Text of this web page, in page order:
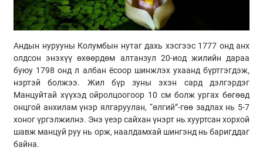
Андын нурууны Колумбын нутаг дахь хэсгээс 1777 онд анх
олдсон энэхүү өхөөрдөм алтанзул 20-иод жилийн дараа
буюу 1798 онд л албан ёсоор шинжлэх ухаанд бүртгэгдэж,
нэртэй болжээ. Жил бүр зуны эхэн сард дэлгэрдэг
Манцуйтай хүүхэд ойролцоогоор 10 см болж ургах бөгөөд
онцгой анхилам үнэр ялгаруулан, “өлгий”-гөө задлах нь 5-7
хоног үргэлжилнэ. Энэ үеэр сайхан үнэрт нь хууртсан хорхой
шавж манцуй руу нь орж, наалдамхай шингэнд нь баригддаг
байна.